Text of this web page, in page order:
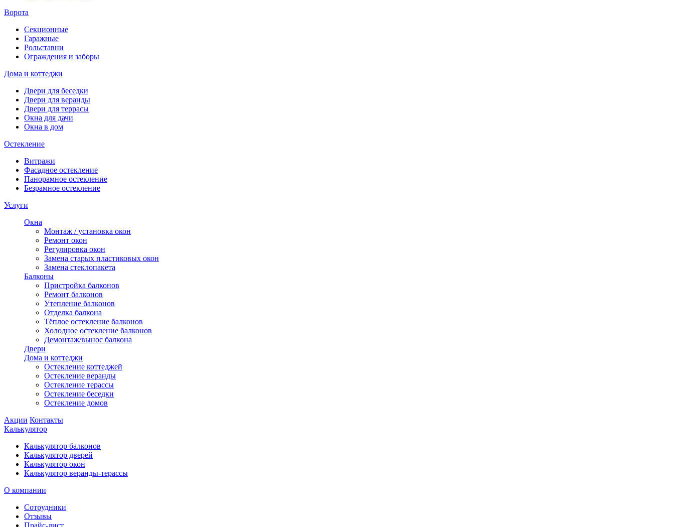
Ворота
Секционные
Гаражные
Рольставни
Ограждения и заборы
Дома и коттеджи
Двери для беседки
Двери для веранды
Двери для террасы
Окна для дачи
Окна в дом
Остекление
Витражи
Фасадное остекление
Панорамное остекление
Безрамное остекление
Услуги
Окна
Монтаж / установка окон
Ремонт окон
Регулировка окон
Замена старых пластиковых окон
Замена стеклопакета
Балконы
Пристройка балконов
Ремонт балконов
Утепление балконов
Отделка балкона
Тёплое остекление балконов
Холодное остекление балконов
Демонтаж/вынос балкона
Двери
Дома и коттеджи
Остекление коттеджей
Остекление веранды
Остекление терассы
Остекление беседки
Остекление домов
Акции Контакты
Калькулятор
Калькулятор балконов
Калькулятор дверей
Калькулятор окон
Калькулятор веранды-терассы
О компании
Сотрудники
Отзывы
Прайс-лист